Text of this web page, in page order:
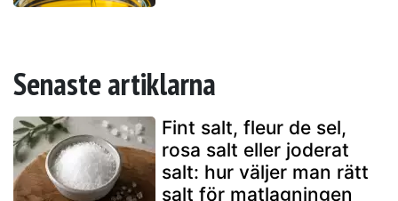
Senaste artiklarna
Fint salt, fleur de sel,
rosa salt eller joderat
salt: hur väljer man rätt
salt för matlagningen